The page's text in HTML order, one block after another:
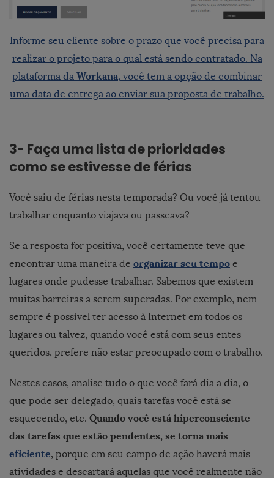
Informe seu cliente sobre o prazo que você precisa para
realizar o projeto para o qual está sendo contratado. Na
plataforma da Workana, você tem a opção de combinar
uma data de entrega ao enviar sua proposta de trabalho.
3- Faça uma lista de prioridades
como se estivesse de férias
Você saiu de férias nesta temporada? Ou você já tentou
trabalhar enquanto viajava ou passeava?
Se a resposta for positiva, você certamente teve que
encontrar uma maneira de organizar seu tempo e
lugares onde pudesse trabalhar. Sabemos que existem
muitas barreiras a serem superadas. Por exemplo, nem
sempre é possível ter acesso à Internet em todos os
lugares ou talvez, quando você está com seus entes
queridos, prefere não estar preocupado com o trabalho.
Nestes casos, analise tudo o que você fará dia a dia, o
que pode ser delegado, quais tarefas você está se
esquecendo, etc. Quando você está hiperconsciente
das tarefas que estão pendentes, se torna mais
eficiente, porque em seu campo de ação haverá mais
atividades e descartará aquelas que você realmente não